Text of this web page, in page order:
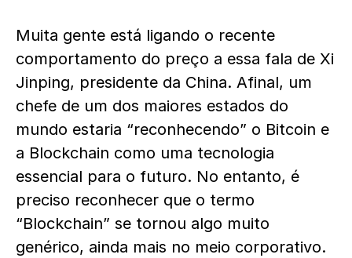
Muita gente está ligando o recente
comportamento do preço a essa fala de Xi
Jinping, presidente da China. Afinal, um
chefe de um dos maiores estados do
mundo estaria “reconhecendo” o Bitcoin e
a Blockchain como uma tecnologia
essencial para o futuro. No entanto, é
preciso reconhecer que o termo
“Blockchain” se tornou algo muito
genérico, ainda mais no meio corporativo.